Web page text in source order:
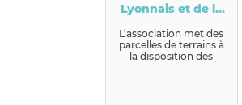
Lyonnais et de la
Xavière
L’association met des
parcelles de terrains à
la disposition des